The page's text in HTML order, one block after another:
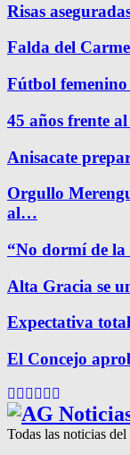
Risas
Falda del
Fútbol
45 años frente
Anisacate
Orgullo
al…
“No dormí de
Alta Gracia se
Expectativa
El Concejo
Facebook
Twitter
Instagram
Pinterest
Google
Todas las noticias